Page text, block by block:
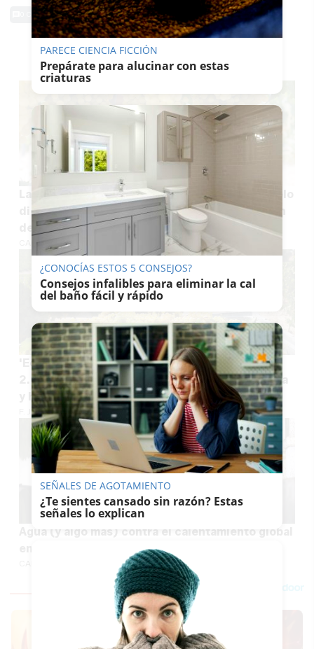
0 Comentarios
TE PUEDE INTERESAR
La vendimia en el Marco de Jerez alcanza en solo
diez días de campaña la mitad de la producción
de 2025
CARLOS PIEDRAS
'Echar la vendimia' este 2026: buscan más de
2.000 puestos de trabajo sin experiencia previa
y hasta 14 euros por hora
F. JIMÉNEZ
Agua (y algo más) contra el calentamiento global
en las bodegas del Marco de Jerez
PARECE CIENCIA FICCIÓN
Prepárate para alucinar con estas
criaturas
¿CONOCÍAS ESTOS 5 CONSEJOS?
Consejos infalibles para eliminar la cal
del baño fácil y rápido
SEÑALES DE AGOTAMIENTO
¿Te sientes cansado sin razón? Estas
señales lo explican